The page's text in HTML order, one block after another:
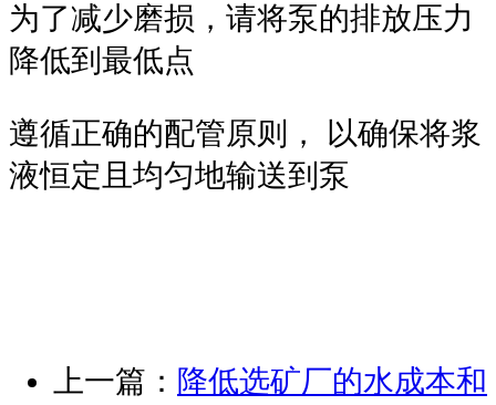
为了减少磨损，请将泵的排放压力
降低到最低点
遵循正确的配管原则， 以确保将浆
液恒定且均匀地输送到泵
上一篇： 降低选矿厂的水成本和